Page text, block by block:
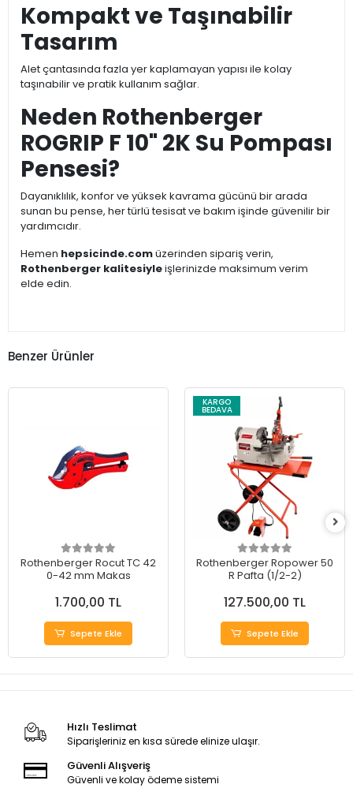
Kompakt ve Taşınabilir
Tasarım
Alet çantasında fazla yer kaplamayan yapısı ile kolay
taşınabilir ve pratik kullanım sağlar.
Neden Rothenberger
ROGRIP F 10" 2K Su Pompası
Pensesi?
Dayanıklılık, konfor ve yüksek kavrama gücünü bir arada
sunan bu pense, her türlü tesisat ve bakım işinde güvenilir bir
yardımcıdır.
Hemen hepsicinde.comüzerinden sipariş verin,
Rothenberger kalitesiyleişlerinizde maksimum verim
elde edin.
Benzer Ürünler
Rothenberger Rocut TC 42
0-42 mm Makas
1.700,00 TL
Sepete Ekle
KARGO
BEDAVA
Rothenberger Ropower 50
R Pafta (1/2-2)
127.500,00 TL
Sepete Ekle
Hızlı Teslimat
Siparişleriniz en kısa sürede elinize ulaşır.
Güvenli Alışveriş
Güvenli ve kolay ödeme sistemi